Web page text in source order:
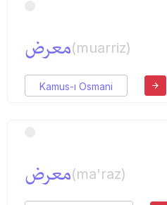
معرض(muarriz)
Kamus-ı Osmani
معرض(ma'raz)